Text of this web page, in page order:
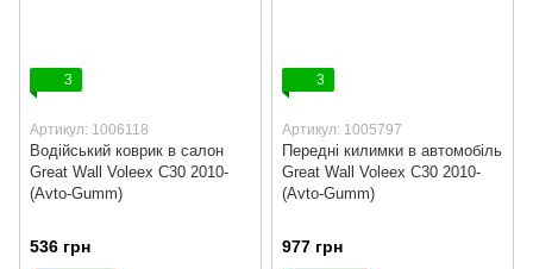
3
Артикул: 1006118
Водійський коврик в салон
Great Wall Voleex C30 2010-
(Avto-Gumm)
536 грн
3
Артикул: 1005797
Передні килимки в автомобіль
Great Wall Voleex C30 2010-
(Avto-Gumm)
977 грн